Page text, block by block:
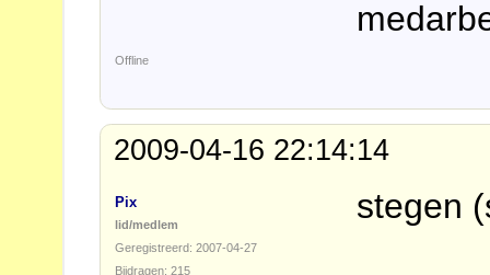
me
Offline
2009-04-16 22:14:14
Pix
lid/medlem
Geregistreerd: 2007-04-27
Bijdragen: 215
stegen